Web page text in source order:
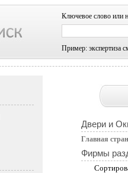
Ключевое слово или
Пример: экспертиза
Двери и
Главная
Фирмы